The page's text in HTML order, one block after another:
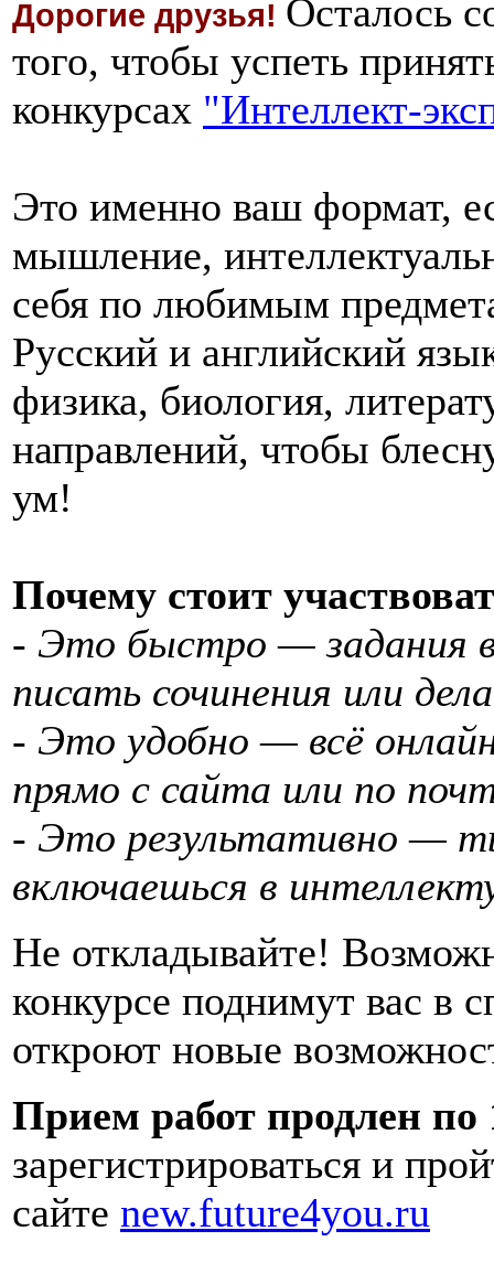
Дорогие друзья! Осталось
того, чтобы успеть
конкурсах "Интеллект-
Это именно ваш формат,
мышление,
себя по любимым
Русский и английский
физика, биология,
направлений, чтобы
ум!
Почему стоит
- Это быстро — задания
писать сочинения или
- Это удобно — всё
прямо с сайта или по
- Это результативно —
включаешься в
Не откладывайте!
конкурсе поднимут вас в
откроют новые
Прием работ продлен по
зарегистрироваться и
сайте new.future4you.ru